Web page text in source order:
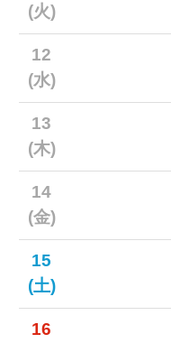
(火)
12
(水)
13
(木)
14
(金)
15
(土)
16